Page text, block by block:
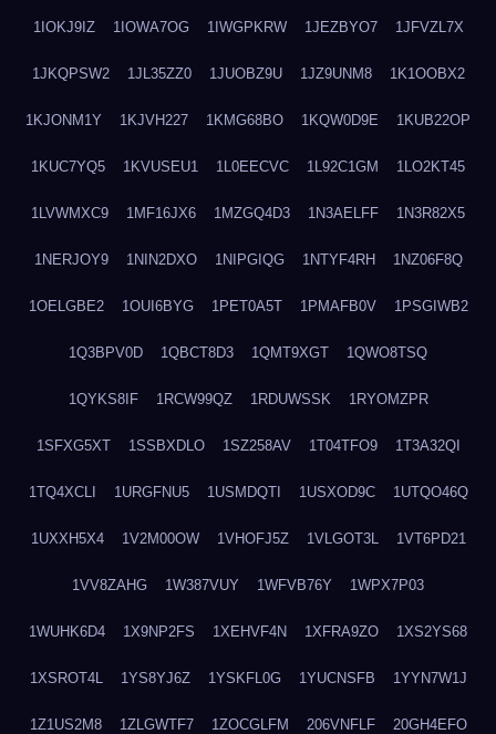
1IOKJ9IZ 1IOWA7OG 1IWGPKRW 1JEZBYO7 1JFVZL7X
1JKQPSW2 1JL35ZZ0 1JUOBZ9U 1JZ9UNM8 1K1OOBX2
1KJONM1Y 1KJVH227 1KMG68BO 1KQW0D9E 1KUB22OP
1KUC7YQ5 1KVUSEU1 1L0EECVC 1L92C1GM 1LO2KT45
1LVWMXC9 1MF16JX6 1MZGQ4D3 1N3AELFF 1N3R82X5
1NERJOY9 1NIN2DXO 1NIPGIQG 1NTYF4RH 1NZ06F8Q
1OELGBE2 1OUI6BYG 1PET0A5T 1PMAFB0V 1PSGIWB2
1Q3BPV0D 1QBCT8D3 1QMT9XGT 1QWO8TSQ
1QYKS8IF 1RCW99QZ 1RDUWSSK 1RYOMZPR
1SFXG5XT 1SSBXDLO 1SZ258AV 1T04TFO9 1T3A32QI
1TQ4XCLI 1URGFNU5 1USMDQTI 1USXOD9C 1UTQO46Q
1UXXH5X4 1V2M00OW 1VHOFJ5Z 1VLGOT3L 1VT6PD21
1VV8ZAHG 1W387VUY 1WFVB76Y 1WPX7P03
1WUHK6D4 1X9NP2FS 1XEHVF4N 1XFRA9ZO 1XS2YS68
1XSROT4L 1YS8YJ6Z 1YSKFL0G 1YUCNSFB 1YYN7W1J
1Z1US2M8 1ZLGWTF7 1ZOCGLFM 206VNFLF 20GH4EFO